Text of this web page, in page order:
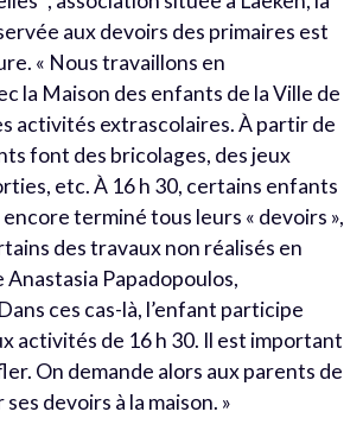
aux devoirs des primaires est
« Nous travaillons en
la Maison des enfants de la Ville de
activités extrascolaires. À partir de
font des bricolages, des jeux
etc. À 16 h 30, certains enfants
encore terminé tous leurs « devoirs »,
des travaux non réalisés en
Anastasia Papadopoulos,
ces cas-là, l’enfant participe
activités de 16 h 30. Il est important
On demande alors aux parents de
devoirs à la maison. »